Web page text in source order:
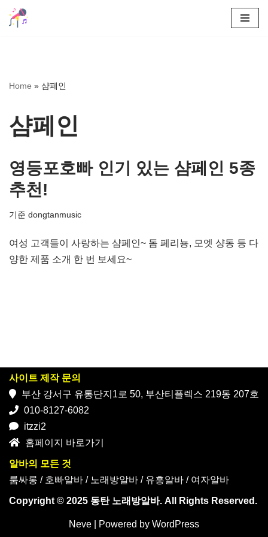
로
너
뛰
Home » 샴페인
샴페인
영등포호빠 인기 있는 샴페인 5종
추천!
기준 dongtanmusic
여성 고객들이 사랑하는 샴페인~ 돔 페리뇽, 모엣 샹동 등 다
양한 제품 소개 한 번 보세요~
사이트 제작 문의
부산 강서구 유통단지1로 50, 부산티플렉스 219동 207호
010-8127-6082
itzzi2
홈페이지 바로가기
알바의 모든 것
룸싸롱 / 호빠알바 / 노래방알바 / 유흥알바 / 여자알바
Copyright © 2025 동탄 노래방알바. All Rights Reserved.
Neve | Powered by WordPress